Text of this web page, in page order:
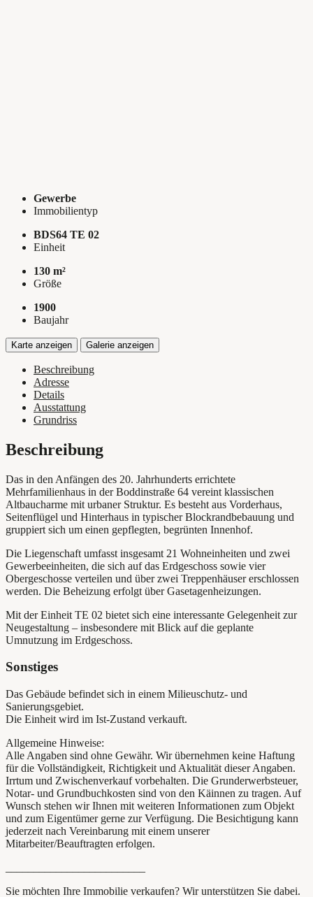
Gewerbe
Immobilientyp
BDS64 TE 02
Einheit
130 m²
Größe
1900
Baujahr
Karte anzeigen Galerie anzeigen
Beschreibung
Adresse
Details
Ausstattung
Grundriss
Beschreibung
Das in den Anfängen des 20. Jahrhunderts errichtete
Mehrfamilienhaus in der Boddinstraße 64 vereint klassischen
Altbaucharme mit urbaner Struktur. Es besteht aus Vorderhaus,
Seitenflügel und Hinterhaus in typischer Blockrandbebauung und
gruppiert sich um einen gepflegten, begrünten Innenhof.
Die Liegenschaft umfasst insgesamt 21 Wohneinheiten und zwei
Gewerbeeinheiten, die sich auf das Erdgeschoss sowie vier
Obergeschosse verteilen und über zwei Treppenhäuser erschlossen
werden. Die Beheizung erfolgt über Gasetagenheizungen.
Mit der Einheit TE 02 bietet sich eine interessante Gelegenheit zur
Neugestaltung – insbesondere mit Blick auf die geplante
Umnutzung im Erdgeschoss.
Sonstiges
Das Gebäude befindet sich in einem Milieuschutz- und
Sanierungsgebiet.
Die Einheit wird im Ist-Zustand verkauft.
Allgemeine Hinweise:
Alle Angaben sind ohne Gewähr. Wir übernehmen keine Haftung
für die Vollständigkeit, Richtigkeit und Aktualität dieser Angaben.
Irrtum und Zwischenverkauf vorbehalten. Die Grunderwerbsteuer,
Notar- und Grundbuchkosten sind von den Käinnen zu tragen. Auf
Wunsch stehen wir Ihnen mit weiteren Informationen zum Objekt
und zum Eigentümer gerne zur Verfügung. Die Besichtigung kann
jederzeit nach Vereinbarung mit einem unserer
Mitarbeiter/Beauftragten erfolgen.
Sie möchten Ihre Immobilie verkaufen? Wir unterstützen Sie dabei.